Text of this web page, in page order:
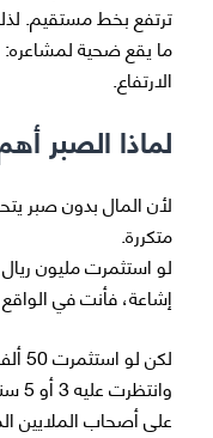
ترتفع بخط مستقيم.
ما يقع ضحية
الارتفاع.
لماذا الصبر
لأن المال بدون صبر
متكررة.
لو استثمرت مليون
إشاعة، فأنت في
لكن
على أصحاب الملايين